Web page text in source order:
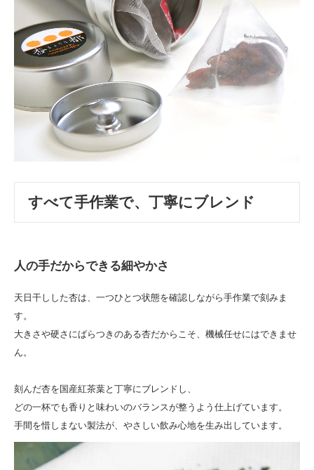
すべて手作業で、丁寧にブレンド
人の手だからできる細やかさ
天日干しした杏は、一つひとつ状態を確認しながら手作業で刻みま
す。
大きさや硬さにばらつきのある杏だからこそ、機械任せにはできませ
ん。
刻んだ杏を国産紅茶葉と丁寧にブレンドし、
どの一杯でも香りと味わいのバランスが整うよう仕上げています。
手間を惜しまない製法が、やさしい飲み心地を生み出しています。